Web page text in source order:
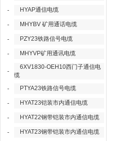
- HYAP通信电缆
- MHYBV 矿用通话电缆
- PZY23铁路信号电缆
- MHYVP矿用通讯电缆
-
6XV1830-OEH10西门子通信电
缆
-
PTYA23铁路信号电缆
- HYAT23铠装市内通信电缆
- HYAT22钢带铠装市内通信电缆
- HYAT23钢带铠装市内通信电缆